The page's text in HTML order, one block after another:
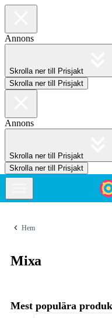
Annons
Skrolla ner till Prisjakt
Skrolla ner till Prisjakt
Annons
Skrolla ner till Prisjakt
Skrolla ner till Prisjakt
Hem
Mixa
Mest populära